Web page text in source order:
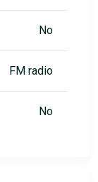
No
FM radio
No